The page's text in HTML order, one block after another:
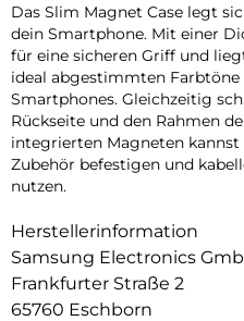
Das Slim Magnet Case legt
dein Smartphone. Mit einer
für eine sicheren Griff und
ideal abgestimmten Farbtöne
Smartphones. Gleichzeitig
Rückseite und den Rahmen
integrierten Magneten
Zubehör befestigen und
nutzen.
Herstellerinformation
Samsung Electronics
Frankfurter Straße 2
65760 Eschborn